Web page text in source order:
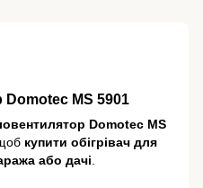
MS 5901
Domotec MS
купити обігрівач для
або дачі